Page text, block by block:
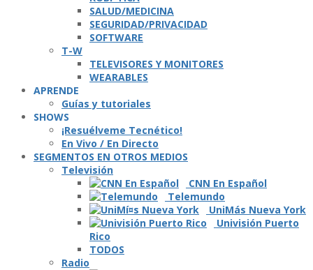
SALUD/MEDICINA
SEGURIDAD/PRIVACIDAD
SOFTWARE
T-W
TELEVISORES Y MONITORES
WEARABLES
APRENDE
Guí­as y tutoriales
SHOWS
¡Resuélveme Tecnético!
En Vivo / En Directo
SEGMENTOS EN OTROS MEDIOS
Televisión
CNN En Español
Telemundo
UniMás Nueva York
Univisión Puerto
Rico
TODOS
Radio